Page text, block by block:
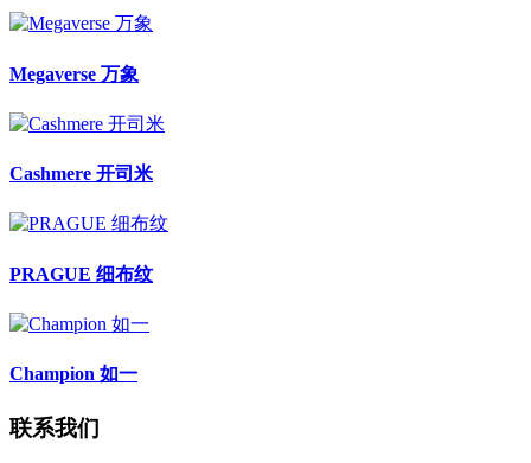
Megaverse 万象
Cashmere 开司米
PRAGUE 细布纹
Champion 如一
联系我们